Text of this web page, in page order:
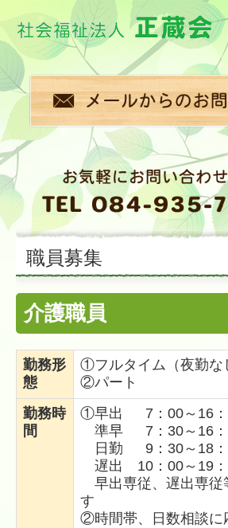
ホーム
特別養護老人ホーム
短期入所生活介護事
職員募集
アクセス
法人概要（情報公開
入居までの流れ
お知らせ
よくある質問
お問い合わせ
職員募集
介護職員
勤務形
態
①フルタイム（夜勤な
②パート
勤務時
間
①早出 7：00～16
準早 7：30～16：
日勤 9：30～18：
遅出 10：00～19：
早出専従、遅出専従
す
②時間帯、日数相談に